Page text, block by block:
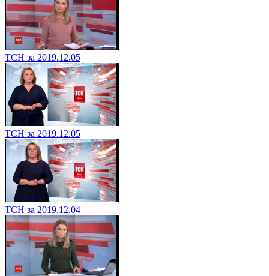
ТСН за 2019.12.05
ТСН за 2019.12.05
ТСН за 2019.12.04